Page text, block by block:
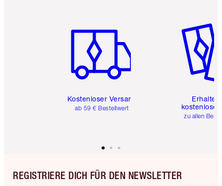
Kostenloser Versand
ab 59 € Bestellwert
Erhalte
kostenlose
zu allen
REGISTRIERE DICH FÜR DEN NEWSLETTER